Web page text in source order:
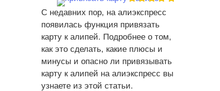
С недавних пор, на алиэкспресс
появилась функция привязать
карту к алипей. Подробнее о том,
как это сделать, какие плюсы и
минусы и опасно ли привязывать
карту к алипей на алиэкспресс вы
узнаете из этой статьи.